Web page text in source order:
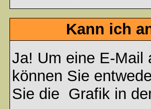
Kann ich
Ja! Um eine E-Mail
können Sie
Sie die Grafik in